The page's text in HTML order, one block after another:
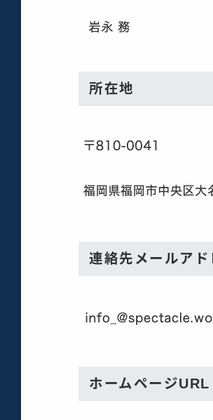
所在地
連絡先メールアド
ホームページURL